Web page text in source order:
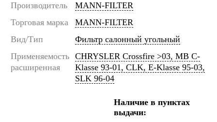
Производитель
MANN-FILTER
Торговая марка
MANN-FILTER
Вид/Тип
Фильтр салонный угольный
Применяемость
расширенная
CHRYSLER Crossfire >03, MB C-
Klasse 93-01, CLK, E-Klasse 95-03,
SLK 96-04
Наличие в пунктах
выдачи: